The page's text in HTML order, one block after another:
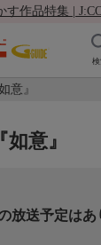
す作品特集 |
意』
意』
放送予定はあ